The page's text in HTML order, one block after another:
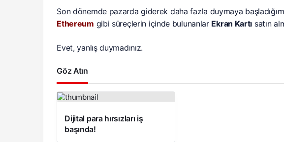
Son dönemde pazarda giderek daha fazla duymaya
Ethereum gibi süreçlerin içinde bulunanlar Ekran Kartı satın
Evet, yanlış duymadınız.
Göz Atın
Dijital para hırsızları iş
başında!